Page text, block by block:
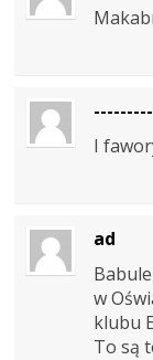
I
ad
w
klubu
To są